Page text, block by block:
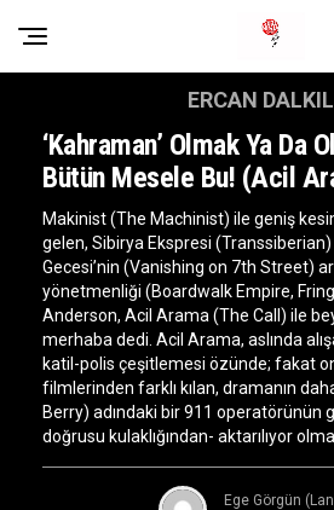
ERCAN
‘Kahraman’ Olmak Ya Da
Bütün Mesele Bu! (Acil
Makinist (The Machinist) ile geniş
gelen, Sibirya Ekspresi (Transsiberian)
Gecesi’nin (Vanishing on 7th Street)
yönetmenliği (Boardwalk Empire,
Anderson, Acil Arama (The Call) ile
merhaba dedi. Acil Arama, aslında
katil-polis çeşitlemesi özünde; fakat
filmlerinden farklı kılan, dramanın
Berry) adındaki bir 911 operatörünün
doğrusu kulaklığından- aktarılıyor
Ege Görgün